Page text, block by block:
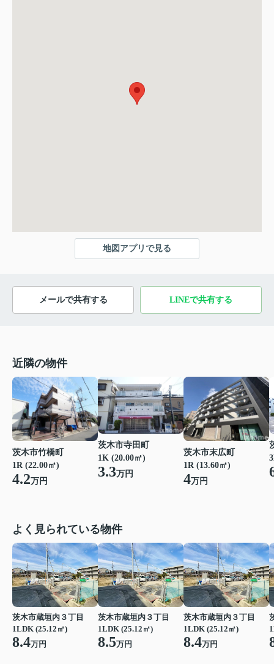
地図アプリで見る
メールで共有する LINEで共有する
近隣の物件
茨木市竹橋町
1R (22.00㎡)
4.2万円
茨木市寺田町
1K (20.00㎡)
3.3万円
茨木市末広町
1R (13.60㎡)
4万円
よく見られている物件
茨木市蔵垣内３丁目
1LDK (25.12㎡)
8.4万円
茨木市蔵垣内３丁目
1LDK (25.12㎡)
8.5万円
茨木市蔵垣内３丁目
1LDK (25.12㎡)
8.4万円